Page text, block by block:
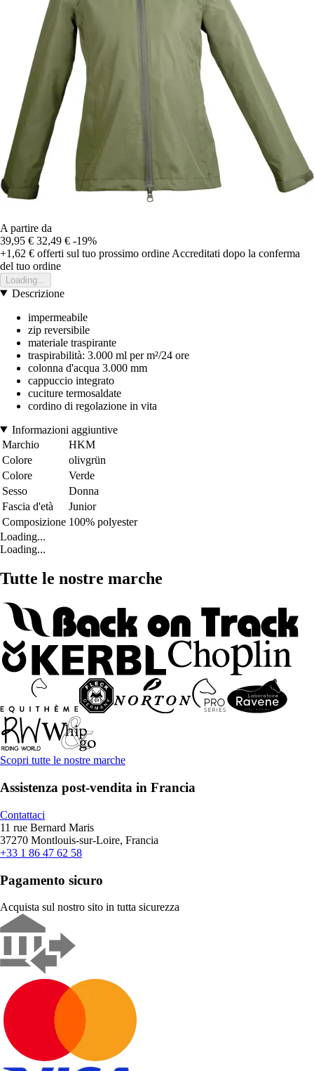
A partire da
39,95 € 32,49 € -19%
+1,62 € offerti sul tuo prossimo ordine Accreditati dopo la conferma
del tuo ordine
Loading...
Descrizione
impermeabile
zip reversibile
materiale traspirante
traspirabilità: 3.000 ml per m²/24 ore
colonna d'acqua 3.000 mm
cappuccio integrato
cuciture termosaldate
cordino di regolazione in vita
Informazioni aggiuntive
Marchio
HKM
Colore
olivgrün
Colore
Verde
Sesso
Donna
Fascia d'età
Junior
Composizione 100% polyester
Loading...
Loading...
Tutte le nostre marche
Scopri tutte le nostre marche
Assistenza post-vendita in Francia
Contattaci
11 rue Bernard Maris
37270 Montlouis-sur-Loire, Francia
+33 1 86 47 62 58
Pagamento sicuro
Acquista sul nostro sito in tutta sicurezza